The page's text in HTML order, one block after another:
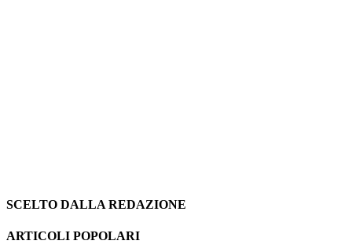
SCELTO DALLA REDAZIONE
ARTICOLI POPOLARI